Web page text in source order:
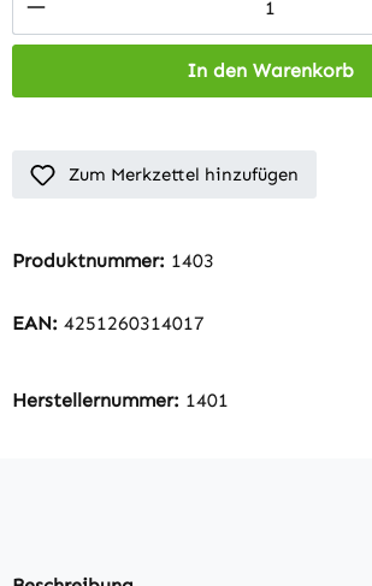
In den Warenkorb
Zum Merkzettel hinzufügen
Produktnummer: 1403
EAN: 4251260314017
Herstellernummer: 1401